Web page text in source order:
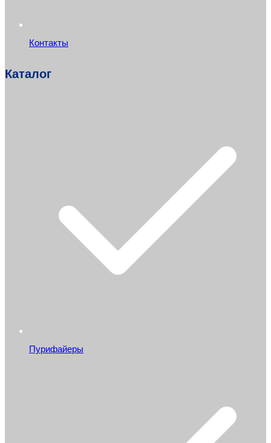
Контакты
Каталог
Пурифайеры